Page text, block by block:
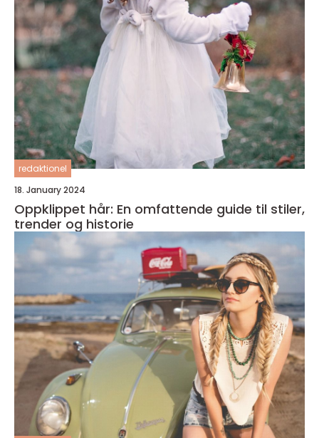
redaktionel
18. January 2024
Oppklippet hår: En omfattende guide til stiler,
trender og historie